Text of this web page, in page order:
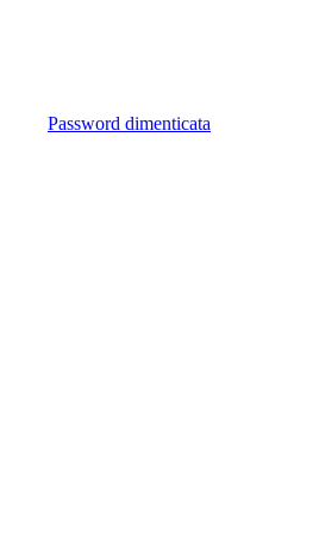
Password dimenticata